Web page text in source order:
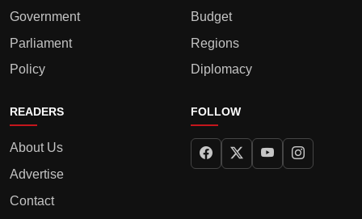
Government
Parliament
Policy
Budget
Regions
Diplomacy
READERS
About Us
Advertise
Contact
FOLLOW